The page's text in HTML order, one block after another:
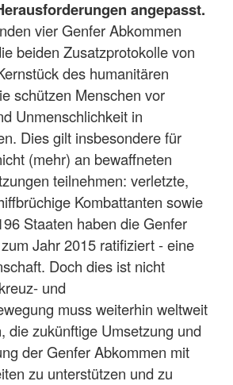
angepasst.
vier Genfer Abkommen
beiden Zusatzprotokolle von
des humanitären
schützen Menschen vor
Unmenschlichkeit in
Dies gilt insbesondere für
(mehr) an bewaffneten
teilnehmen: verletzte,
Kombattanten sowie
Staaten haben die Genfer
Jahr 2015 ratifiziert - eine
Doch dies ist nicht
und
muss weiterhin weltweit
die zukünftige Umsetzung und
der Genfer Abkommen mit
zu unterstützen und zu